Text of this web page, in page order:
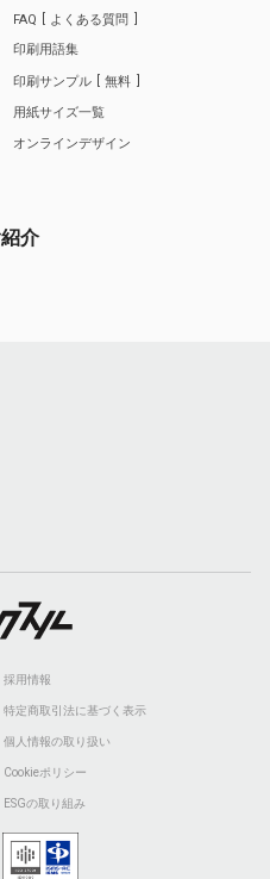
FAQ
よくある質問
印刷用語集
印刷サンプル
無料
用紙サイズ一覧
オンラインデザイン
介
採用情報
特定商取引法に基づく表示
個人情報の取り扱い
Cookieポリシー
ESGの取り組み